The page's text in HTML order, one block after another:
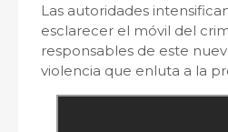
Las autoridades
esclarecer el móvil del
responsables de este
violencia que enluta a la